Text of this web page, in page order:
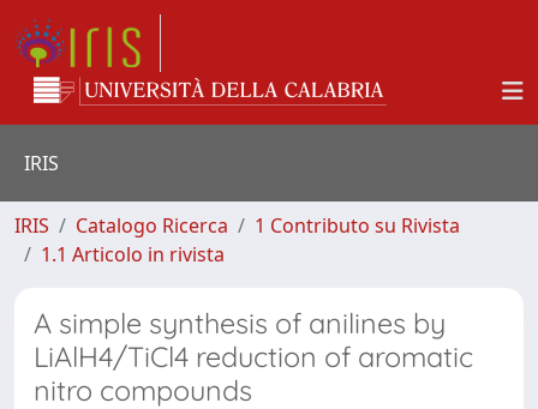
IRIS
IRIS Catalogo Ricerca
1 Contributo su Rivista
1.1 Articolo in rivista
A simple synthesis of anilines by
LiAlH4/TiCl4 reduction of aromatic
nitro compounds